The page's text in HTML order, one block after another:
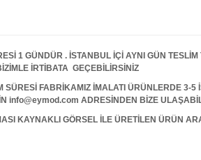
1 GÜNDÜR . İSTANBUL İÇİ AYNI GÜN
İRTİBATA GEÇEBİLİRSİNİZ
FABRİKAMIZ İMALATI ÜRÜNLERDE 3-5
info@eymod.com ADRESİNDEN BİZE
KAYNAKLI GÖRSEL İLE ÜRETİLEN ÜRÜN